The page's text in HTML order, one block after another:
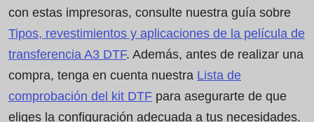
con estas impresoras, consulte nuestra guía sobre
Tipos, revestimientos y aplicaciones de la película de
transferencia A3 DTF. Además, antes de realizar una
compra, tenga en cuenta nuestra Lista de
comprobación del kit DTF para asegurarte de que
eliges la configuración adecuada a tus necesidades.